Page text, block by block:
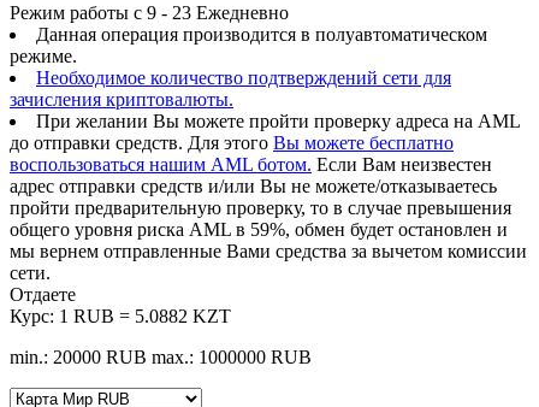
Режим работы с 9 - 23 Ежедневно
Данная операция производится в полуавтоматическом
режиме.
Необходимое количество подтверждений сети для
зачисления криптовалюты.
При желании Вы можете пройти проверку адреса на AML
до отправки средств. Для этого Вы можете бесплатно
воспользоваться нашим AML ботом. Если Вам неизвестен
адрес отправки средств и/или Вы не можете/отказываетесь
пройти предварительную проверку, то в случае превышения
общего уровня риска AML в 59%, обмен будет остановлен и
мы вернем отправленные Вами средства за вычетом комиссии
сети.
Отдаете
Курс: 1 RUB = 5.0882 KZT
min.: 20000 RUB max.: 1000000 RUB